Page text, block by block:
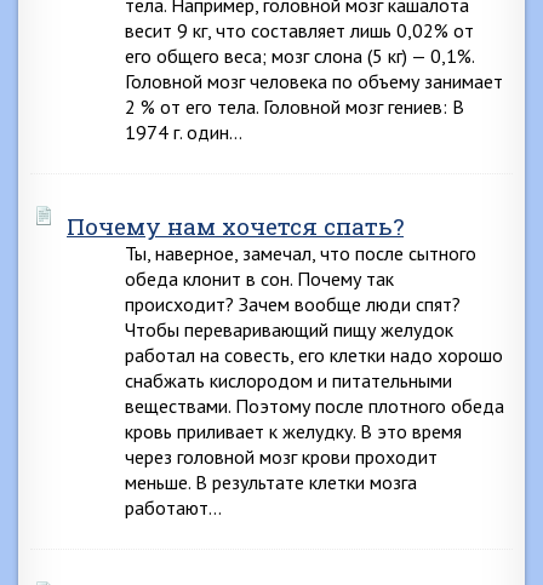
тела. Например, головной мозг кашалота
весит 9 кг, что составляет лишь 0,02% от
его общего веса; мозг слона (5 кг) — 0,1%.
Головной мозг человека по объему занимает
2 % от его тела. Головной мозг гениев: В
1974 г. один…
Почему нам хочется спать?
Ты, наверное, замечал, что после сытного
обеда клонит в сон. Почему так
происходит? Зачем вообще люди спят?
Чтобы переваривающий пищу желудок
работал на совесть, его клетки надо хорошо
снабжать кислородом и питательными
веществами. Поэтому после плотного обеда
кровь приливает к желудку. В это время
через головной мозг крови проходит
меньше. В результате клетки мозга
работают…